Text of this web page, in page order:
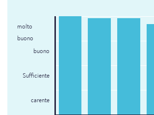
molto
buono
buono
Sufficiente
carente